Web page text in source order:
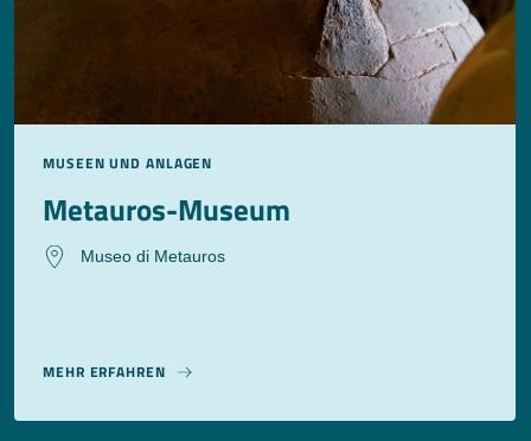
MUSEEN UND ANLAGEN
Metauros-Museum
Museo di Metauros
MEHR ERFAHREN